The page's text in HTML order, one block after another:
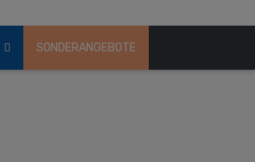
SONDERANGEBOTE